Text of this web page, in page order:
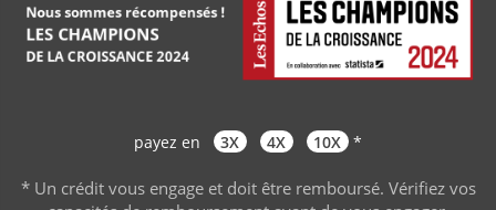
payez en 3X 4X 10X *
* Un crédit vous engage et doit être remboursé. Vérifiez vos